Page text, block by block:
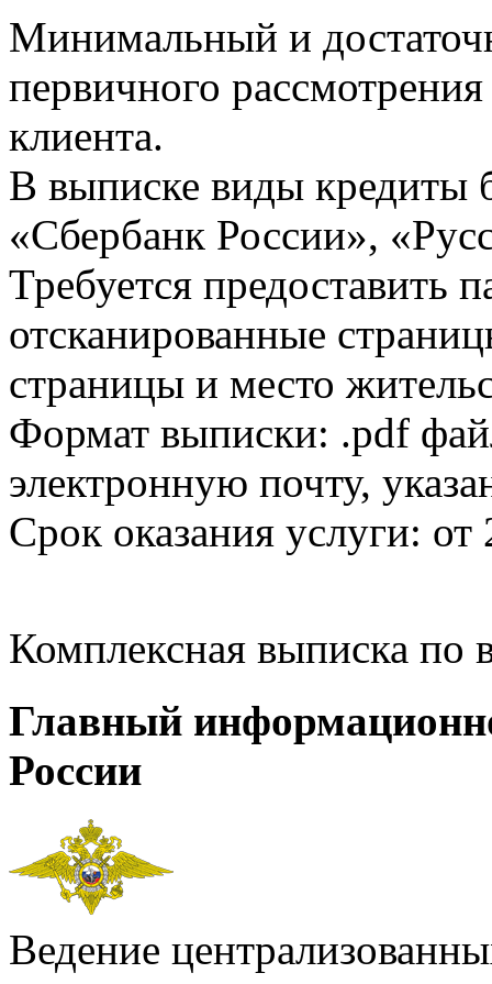
Минимальный и
первичного
клиента.
В выписке виды кредиты
«Сбербанк России»,
Требуется предоставить
отсканированные
страницы и место
Формат выписки: .pdf
электронную почту,
Срок оказания услуги: от
Комплексная выписка
Главный
России
Ведение